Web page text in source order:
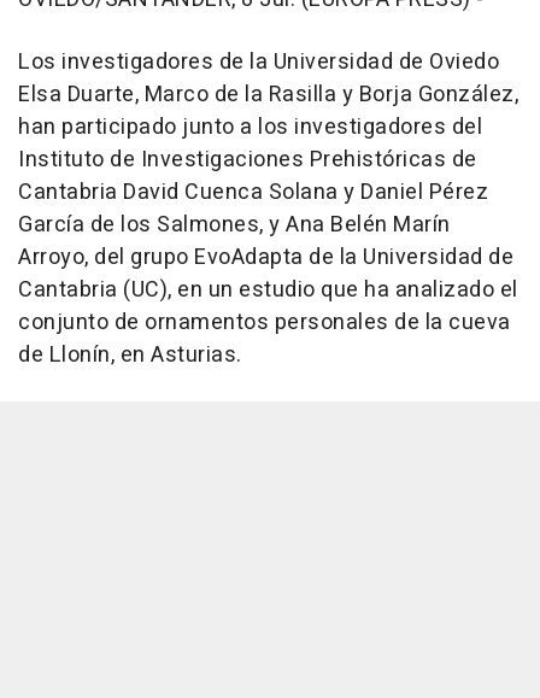
Los investigadores de la Universidad de Oviedo
Elsa Duarte, Marco de la Rasilla y Borja González,
han participado junto a los investigadores del
Instituto de Investigaciones Prehistóricas de
Cantabria David Cuenca Solana y Daniel Pérez
García de los Salmones, y Ana Belén Marín
Arroyo, del grupo EvoAdapta de la Universidad de
Cantabria (UC), en un estudio que ha analizado el
conjunto de ornamentos personales de la cueva
de Llonín, en Asturias.